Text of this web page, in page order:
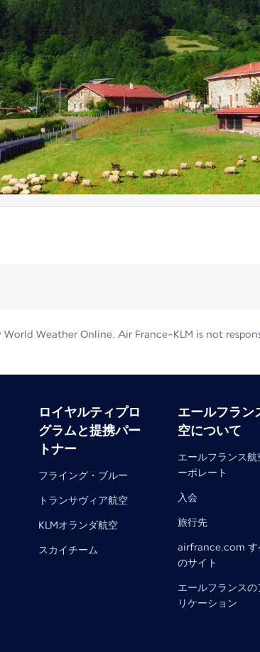
Weather Online. Air France-KLM is not
ロイヤルティプロ
グラムと提携パー
トナー
フライング・ブルー
トランサヴィア航空
KLMオランダ航空
スカイチーム
エールフラン
空について
エールフランス航
ーポレート
入会
旅行先
airfrance.com す
のサイト
エールフランスの
リケーション